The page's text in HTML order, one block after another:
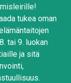
tukea oman
tai 9. luokan
ja sitä